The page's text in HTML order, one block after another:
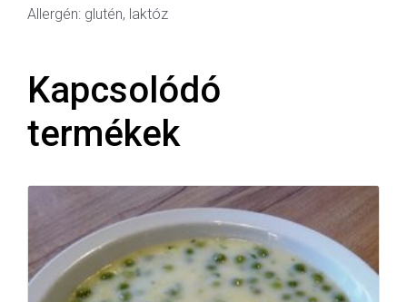
Allergén: glutén, laktóz
Kapcsolódó
termékek